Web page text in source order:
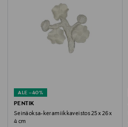
Hoito-ohjeet
Pyyhi kuivalla liinalla
Koko
17x12,5x3 CM
ALE –40%
PENTIK
Seinäoksa-keramiikkaveistos 25 x 26 x
4 cm